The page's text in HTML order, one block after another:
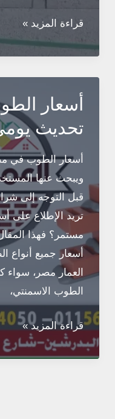
سعر
الطوب
الاسمنتي
في
مصر
قراءة المزيد »
أسعار
تحديث يومي
أسعار الطوب في
ويبحث عنها
قبل التوجه إلى
تريد الإطلاع
مستمر؟ فهذا
أسعار جميع أنواع
العمار مصر، سواء
الطوب الاسمنتي،
أسعار
الطوب
في
قراءة المزيد »